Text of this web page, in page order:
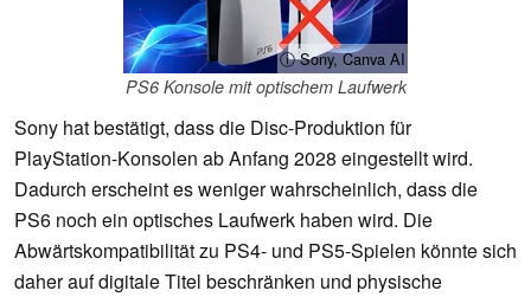
ⓘ Sony, Canva AI
PS6 Konsole mit optischem Laufwerk
Sony hat bestätigt, dass die Disc-Produktion für
PlayStation-Konsolen ab Anfang 2028 eingestellt wird.
Dadurch erscheint es weniger wahrscheinlich, dass die
PS6 noch ein optisches Laufwerk haben wird. Die
Abwärtskompatibilität zu PS4- und PS5-Spielen könnte sich
daher auf digitale Titel beschränken und physische